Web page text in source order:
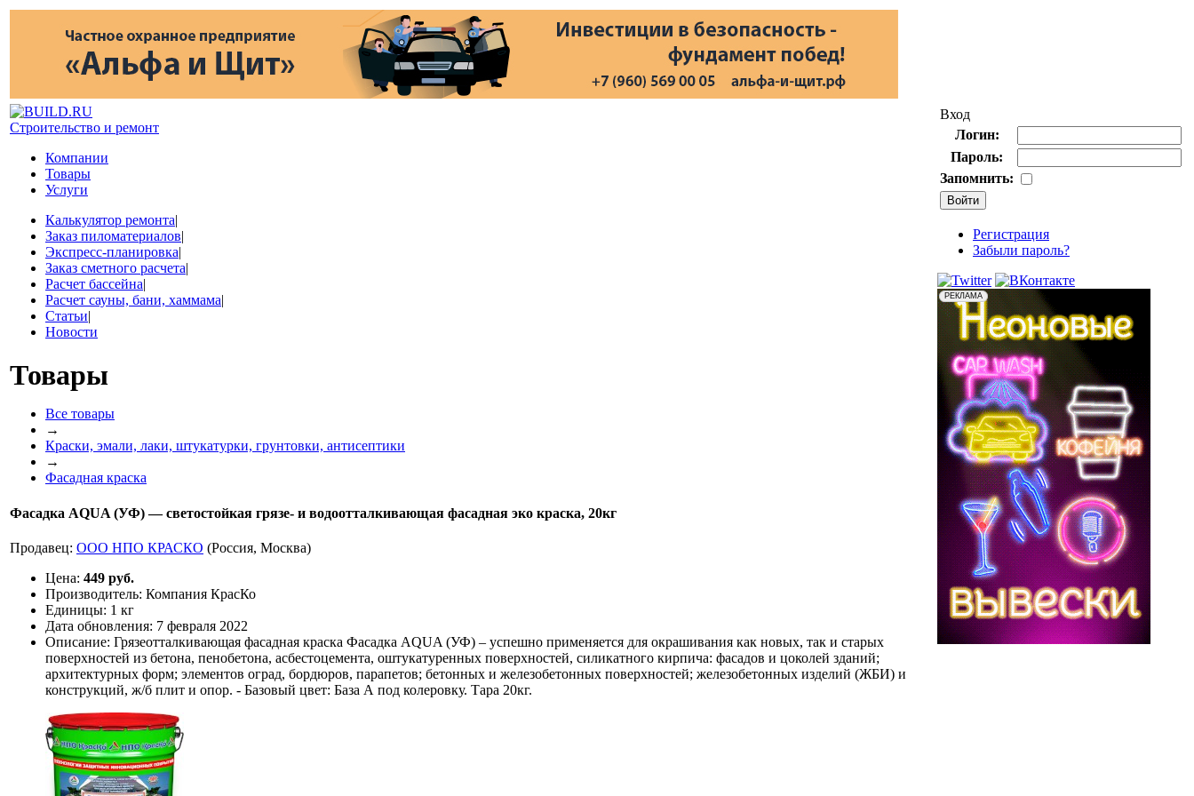
Строительство и ремонт
Компании
Товары
Услуги
Калькулятор ремонта|
Заказ пиломатериалов|
Экспресс-планировка|
Заказ сметного расчета|
Расчет бассейна|
Расчет сауны, бани, хаммама|
Статьи|
Новости
Товары
Все товары
→
Краски, эмали, лаки, штукатурки, грунтовки, антисептики
→
Фасадная краска
Фасадка AQUA (УФ) — cветостойкая грязе- и водоотталкивающая фасадная эко краска, 20кг
Продавец: ООО НПО КРАСКО (Россия, Москва)
Цена: 449 руб.
Производитель: Компания КрасКо
Единицы: 1 кг
Дата обновления: 7 февраля 2022
Описание: Грязеотталкивающая фасадная краска Фасадка AQUA (УФ) – успешно применяется для окрашивания как новых, так и старых
поверхностей из бетона, пенобетона, асбестоцемента, оштукатуренных поверхностей, силикатного кирпича: фасадов и цоколей зданий;
архитектурных форм; элементов оград, бордюров, парапетов; бетонных и железобетонных поверхностей; железобетонных изделий (ЖБИ) и
конструкций, ж/б плит и опор. - Базовый цвет: База А под колеровку. Тара 20кг.
Вход
Логин:
Пароль:
Запомнить:
Регистрация
Забыли пароль?